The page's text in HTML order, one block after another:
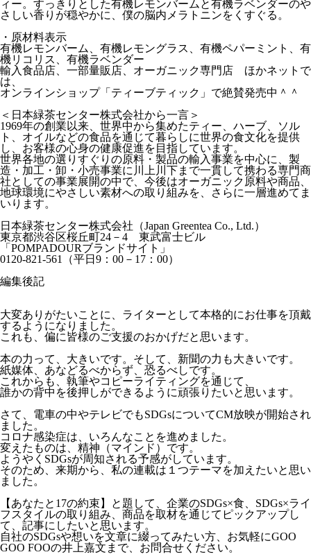
ィー。すっきりとした有機レモンバームと有機ラベンダーのや
さしい香りが穏やかに、僕の脳内メラトニンをくすぐる。
・原材料表示
有機レモンバーム、有機レモングラス、有機ペパーミント、有
機リコリス、有機ラベンダー
輸入食品店、一部量販店、オーガニック専門店 ほかネットで
は、
オンラインショップ「ティーブティック」 で絶賛発売中＾＾
＜日本緑茶センター株式会社から一言＞
1969年の創業以来、世界中から集めたティー、ハーブ、ソル
ト、オイルなどの食品を通じて暮らしに世界の食文化を提供
し、お客様の心身の健康促進を目指しています。
世界各地の選りすぐりの原料・製品の輸入事業を中心に、製
造・加工・卸・小売事業に川上川下まで一貫して携わる専門商
社としての事業展開の中で、今後はオーガニック原料や商品、
地球環境にやさしい素材への取り組みを、さらに一層進めてま
いります。
日本緑茶センター株式会社（Japan Greentea Co., Ltd.）
東京都渋谷区桜丘町24－4 東武富士ビル
「POMPADOURブランドサイト」
0120-821-561（平日9：00－17：00）
編集後記
大変ありがたいことに、ライターとして本格的にお仕事を頂戴
するようになりました。
これも、偏に皆様のご支援のおかげだと思います。
本の力って、大きいです。そして、新聞の力も大きいです。
紙媒体、あなどるべからず、恐るべしです。
これからも、執筆やコピーライティングを通じて、
誰かの背中を後押しができるように頑張りたいと思います。
さて、電車の中やテレビでもSDGsについてCM放映が開始され
ました。
コロナ感染症は、いろんなことを進めました。
変えたものは、精神（マインド）です。
ようやくSDGsが周知される予感がしています。
そのため、来期から、私の連載は１つテーマを加えたいと思い
ました。
【あなたと17の約束】と題して、企業のSDGs×食、SDGs×ライ
フスタイルの取り組み、商品を取材を通じてピックアップし
て、記事にしたいと思います。
自社のSDGsや想いを文章に綴ってみたい方、お気軽にGOO
GOO FOOの井上嘉文まで、お問合せください。